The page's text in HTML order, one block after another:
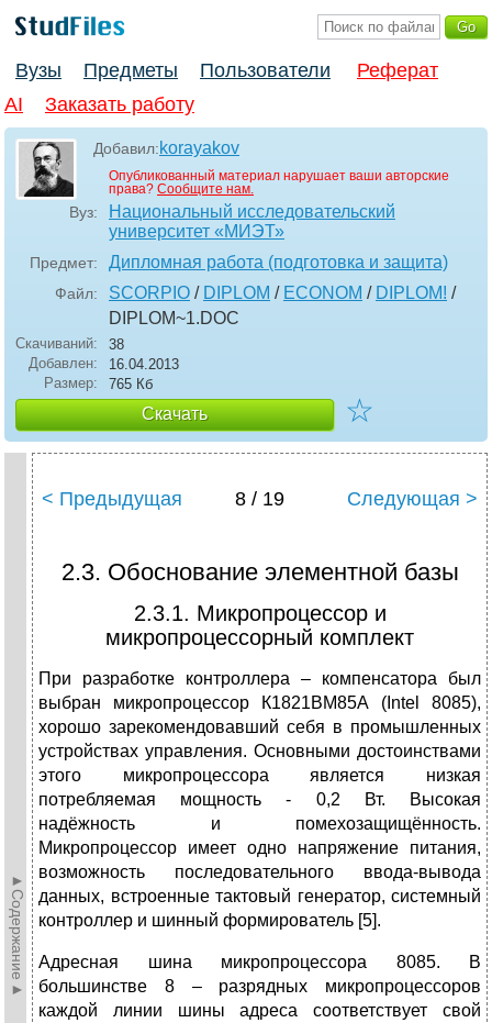
Вузы Предметы Пользователи
Реферат
AI
Заказать работу
Добавил:korayakov
Опубликованный материал нарушает ваши авторские
права? Сообщите нам.
Вуз:
Национальный исследовательский
университет «МИЭТ»
Предмет: Дипломная работа (подготовка и защита)
Файл: SCORPIO / DIPLOM / ECONOM / DIPLOM! /
DIPLOM~1.DOC
Скачиваний:
38
Добавлен:
16.04.2013
Размер:
765 Кб
Скачать ☆
►Содержание►
< Предыдущая 8 / 19 Следующая >
2.3. Обоснование элементной базы
2.3.1. Микропроцессор и
микропроцессорный комплект
При разработке контроллера – компенсатора был
выбран микропроцессор К1821ВМ85А (Intel 8085),
хорошо зарекомендовавший себя в промышленных
устройствах управления. Основными достоинствами
этого микропроцессора является низкая
потребляемая мощность - 0,2 Вт. Высокая
надёжность и помехозащищённость.
Микропроцессор имеет одно напряжение питания,
возможность последовательного ввода-вывода
данных, встроенные тактовый генератор, системный
контроллер и шинный формирователь [5].
Адресная шина микропроцессора 8085. В
большинстве 8 – разрядных микропроцессоров
каждой линии шины адреса соответствует свой